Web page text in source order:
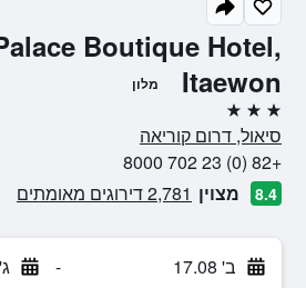
Boutique Hotel,
Itaewon
מלון
3 כוכבים
סיאול, דרום קוריאה
+82 (0) 23 702 8000
8.4 מצוין 2,781 דירוגים מאומתים
ב' 17.08 - ג' 18.08